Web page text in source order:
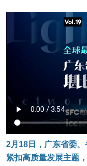
2月18日，广东省委、
紧扣高质量发展主题